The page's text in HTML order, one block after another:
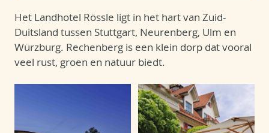
Het Landhotel Rössle ligt in het hart van Zuid-
Duitsland tussen Stuttgart, Neurenberg, Ulm en
Würzburg. Rechenberg is een klein dorp dat vooral
veel rust, groen en natuur biedt.